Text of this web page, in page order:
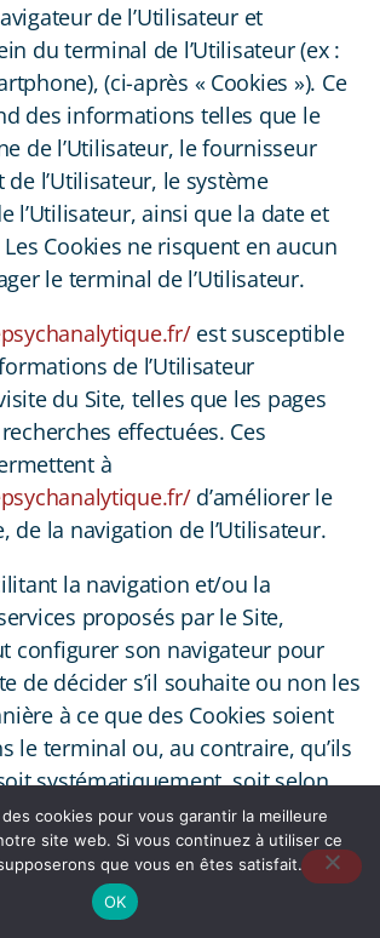
de l’Utilisateur et
du terminal de l’Utilisateur (ex :
(ci-après « Cookies »). Ce
des informations telles que le
de l’Utilisateur, le fournisseur
de l’Utilisateur, le système
l’Utilisateur, ainsi que la date et
Les Cookies ne risquent en aucun
le terminal de l’Utilisateur.
est susceptible
de l’Utilisateur
du Site, telles que les pages
effectuées. Ces
à
d’améliorer le
de la navigation de l’Utilisateur.
la navigation et/ou la
proposés par le Site,
configurer son navigateur pour
de décider s’il souhaite ou non les
à ce que des Cookies soient
le terminal ou, au contraire, qu’ils
systématiquement, soit selon
peut également
logiciel de navigation de manière à
ou le refus des Cookies lui
ponctuellement, avant qu’un
cookies pour vous garantir la meilleure
site web. Si vous continuez à utiliser ce
que vous en êtes satisfait.
OK